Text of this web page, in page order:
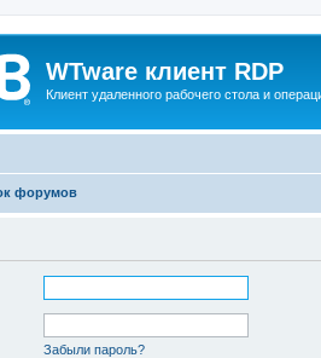
WTware клиент RDP
Клиент удаленного рабочего стола и
форумов
Забыли пароль?